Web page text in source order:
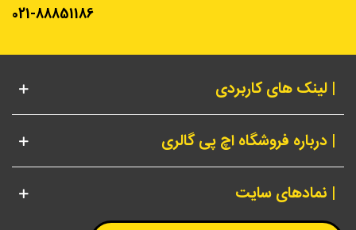
021-88851186
| لینک های کاربردی
| درباره فروشگاه اچ پی گالری
| نمادهای سایت